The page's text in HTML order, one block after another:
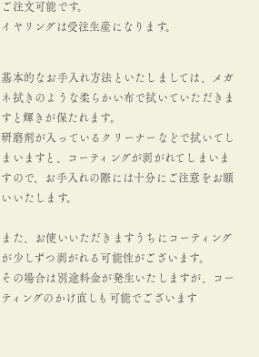
ご注文可能です。
イヤリングは受注生産になります。
基本的なお手入れ方法といたしましては、メガ
ネ拭きのような柔らかい布で拭いていただきま
すと輝きが保たれます。
研磨剤が入っているクリーナーなどで拭いてし
まいますと、コーティングが剥がれてしまいま
すので、お手入れの際には十分にご注意をお願
いいたします。
また、お使いいただきますうちにコーティング
が少しずつ剥がれる可能性がございます。
その場合は別途料金が発生いたしますが、コー
ティングのかけ直しも可能でございます